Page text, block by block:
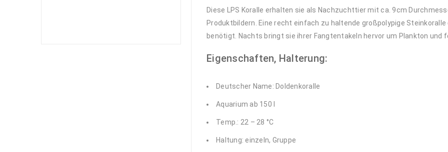
Diese LPS Koralle erhalten sie als Nachzuchttier mit ca. 9cm
Produktbildern. Eine recht einfach zu haltende großpolypige
benötigt. Nachts bringt sie ihrer Fangtentakeln hervor um Plankton und
Eigenschaften, Halterung:
Deutscher Name: Doldenkoralle
Aquarium ab 150 l
Temp.: 22 – 28 °C
Haltung: einzeln, Gruppe